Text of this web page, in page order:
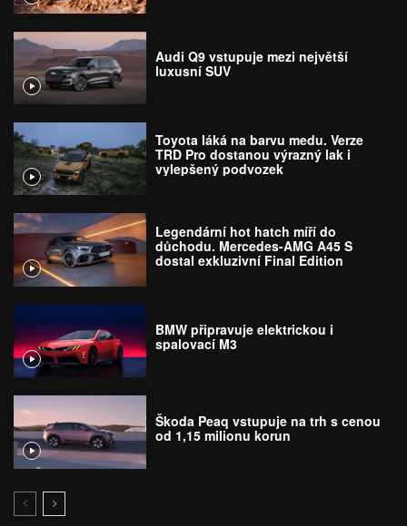
Audi Q9 vstupuje mezi největší
luxusní SUV
Toyota láká na barvu medu. Verze
TRD Pro dostanou výrazný lak i
vylepšený podvozek
Legendární hot hatch míří do
důchodu. Mercedes-AMG A45 S
dostal exkluzivní Final Edition
BMW připravuje elektrickou i
spalovací M3
Škoda Peaq vstupuje na trh s cenou
od 1,15 milionu korun